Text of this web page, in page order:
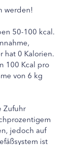
werden!
50-100 kcal.
hat 0 Kalorien.
100 Kcal pro
von 6 kg
Zufuhr
jedoch auf
ist